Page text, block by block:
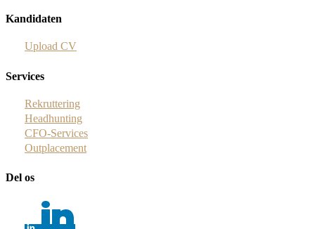
Kandidaten
Upload CV
Services
Rekruttering
Headhunting
CFO-Services
Outplacement
Del os